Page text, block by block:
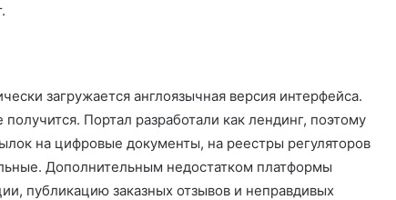
загружается англоязычная версия интерфейса.
Портал разработали как лендинг, поэтому
на цифровые документы, на реестры регуляторов
Дополнительным недостатком платформы
публикацию заказных отзывов и неправдивых